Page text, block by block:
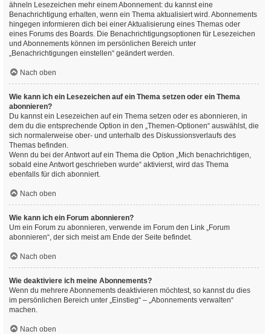
ähneln Lesezeichen mehr einem Abonnement: du kannst eine
Benachrichtigung erhalten, wenn ein Thema aktualisiert wird. Abonnements
hingegen informieren dich bei einer Aktualisierung eines Themas oder
eines Forums des Boards. Die Benachrichtigungsoptionen für Lesezeichen
und Abonnements können im persönlichen Bereich unter
„Benachrichtigungen einstellen“ geändert werden.
Nach oben
Wie kann ich ein Lesezeichen auf ein Thema setzen oder ein Thema
abonnieren?
Du kannst ein Lesezeichen auf ein Thema setzen oder es abonnieren, in
dem du die entsprechende Option in den „Themen-Optionen“ auswählst, die
sich normalerweise ober- und unterhalb des Diskussionsverlaufs des
Themas befinden.
Wenn du bei der Antwort auf ein Thema die Option „Mich benachrichtigen,
sobald eine Antwort geschrieben wurde“ aktivierst, wird das Thema
ebenfalls für dich abonniert.
Nach oben
Wie kann ich ein Forum abonnieren?
Um ein Forum zu abonnieren, verwende im Forum den Link „Forum
abonnieren“, der sich meist am Ende der Seite befindet.
Nach oben
Wie deaktiviere ich meine Abonnements?
Wenn du mehrere Abonnements deaktivieren möchtest, so kannst du dies
im persönlichen Bereich unter „Einstieg“ – „Abonnements verwalten“
machen.
Nach oben